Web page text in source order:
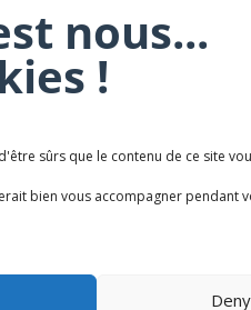
nous...
!
sûrs que le contenu de ce site
bien vous accompagner pendant
Deny
Saint Martin
- Complexe sportif